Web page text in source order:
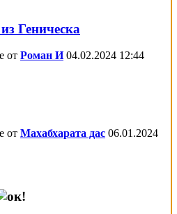
Геническа
от Роман И04.02.2024 12:44
от Махабхарата дас 06.01.2024